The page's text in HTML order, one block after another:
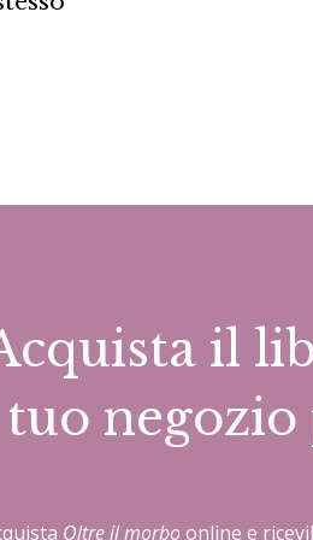
il
tuo
Oltre il morboonline e